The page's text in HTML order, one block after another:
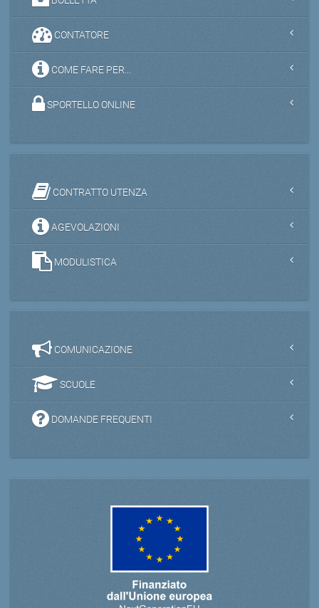
CONTATORE
COME FARE PER...
SPORTELLO ONLINE
CONTRATTO UTENZA
AGEVOLAZIONI
MODULISTICA
COMUNICAZIONE
SCUOLE
DOMANDE FREQUENTI